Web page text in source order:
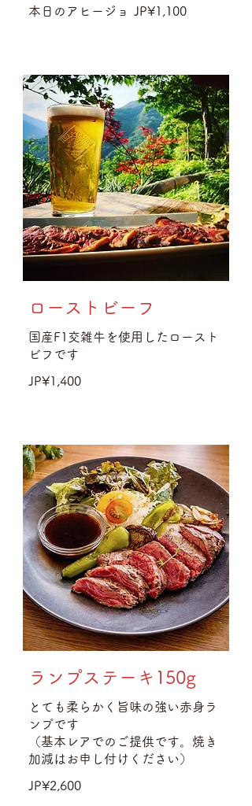
本日のアヒージョ JP¥1,100
ローストビーフ
国産F1交雑牛を使用したロースト
ビフです
JP¥1,400
ランプステーキ150g
とても柔らかく旨味の強い赤身ラ
ンプです
（基本レアでのご提供です。焼き
加減はお申し付けください）
JP¥2,600